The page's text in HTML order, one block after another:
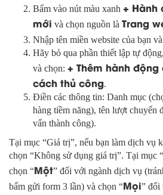
Bấm vào nút màu xanh + Hành
mới và chọn nguồn là Trang
Nhập tên miền website của bạn
Hãy bỏ qua phần thiết lập tự
và chọn: + Thêm hành
cách thủ công.
Điền các thông tin: Danh mục
hàng tiềm năng), tên lượt
vấn thành công).
Tại mục “Giá trị”, nếu bạn làm dịch vụ
chọn “Không sử dụng giá trị”. Tại mục
chọn “Một” đối với ngành dịch vụ
bấm gửi form 3 lần) và chọn “Mọi” đối